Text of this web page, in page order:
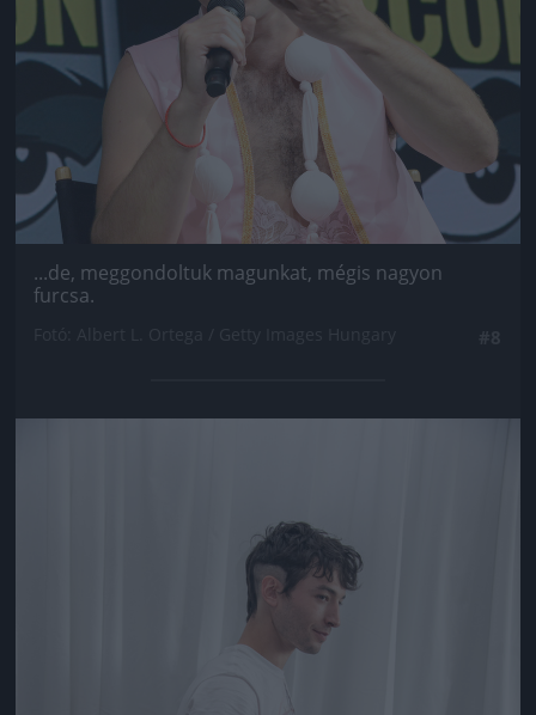
...de, meggondoltuk magunkat, mégis nagyon
furcsa.